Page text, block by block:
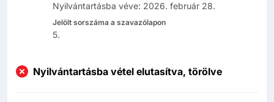
Nyilvántartásba véve: 2026. február 28.
Jelölt sorszáma a szavazólapon
5.
Nyilvántartásba vétel elutasítva, törölve